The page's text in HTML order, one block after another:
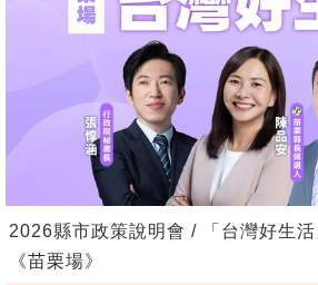
2026縣市政策說明會 / 「台灣好生
《苗栗場》